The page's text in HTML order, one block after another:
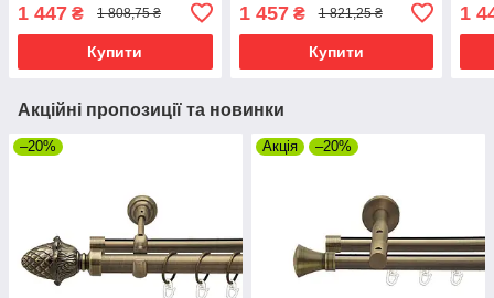
металеве Антик 16\16\16
мм 240 см
1 447 ₴ 1 808,75 ₴
Купити
Антик 16\16\16 мм 240 см
(00-00015735)
1 457₴ 1 821,25 ₴
Купити
(00-
1
Акційні пропозиції та новинки
–20% Акція –20%